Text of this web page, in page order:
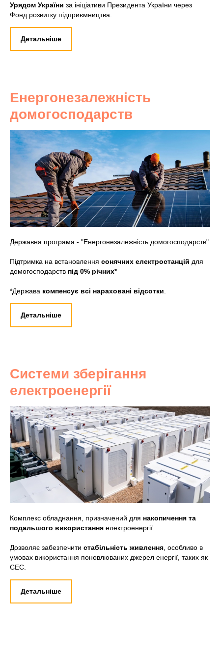
Урядом України за ініціативи Президента України через
Фонд розвитку підприємництва.
Детальніше
Енергонезалежність
домогосподарств
Державна програма - "Енергонезалежність домогосподарств"
Підтримка на встановлення сонячних електростанцій для
домогосподарств під 0% річних*
*Держава компенсує всі нараховані відсотки
Детальніше
Системи зберігання
електроенергії
Комплекс обладнання, призначений для накопичення та
подальшого використання електроенергії.
Дозволяє забезпечити стабільність живлення , особливо в
умовах використання поновлюваних джерел енергії, таких як
СЕС.
Детальніше